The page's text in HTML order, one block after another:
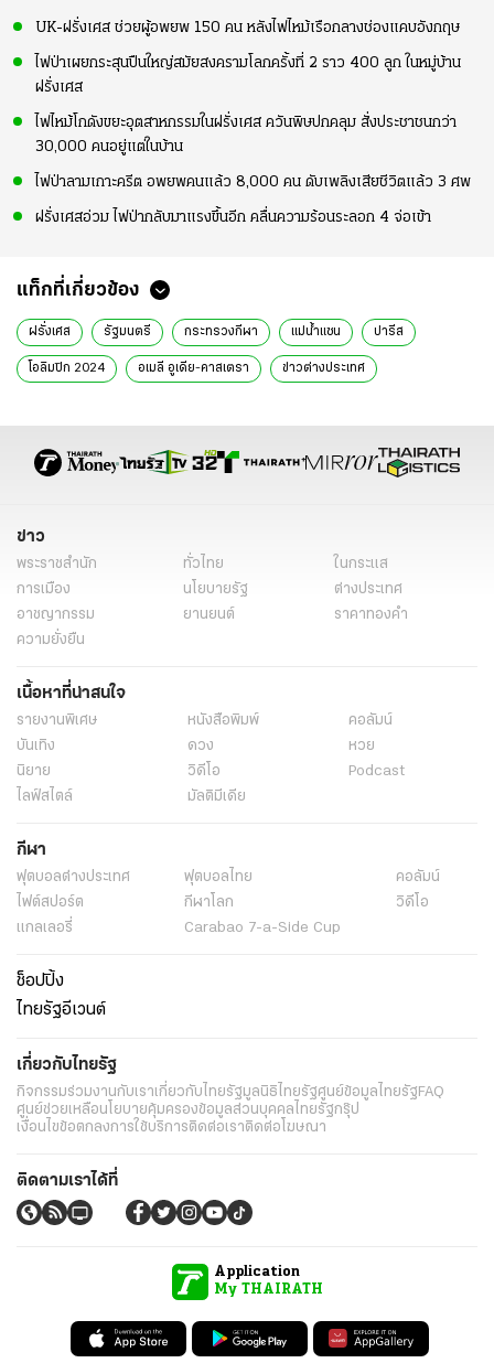
UK-ฝรั่งเศส ช่วยผู้อพยพ 150 คน หลังไฟไหม้เรือกลางช่องแคบอังกฤษ
ไฟป่าเผยกระสุนปืนใหญ่สมัยสงครามโลกครั้งที่ 2 ราว 400 ลูก ในหมู่บ้าน
ฝรั่งเศส
ไฟไหม้โกดังขยะอุตสาหกรรมในฝรั่งเศส ควันพิษปกคลุม สั่งประชาชนกว่า
30,000 คนอยู่แต่ในบ้าน
ไฟป่าลามเกาะครีต อพยพคนแล้ว 8,000 คน ดับเพลิงเสียชีวิตแล้ว 3 ศพ
ฝรั่งเศสอ่วม ไฟป่ากลับมาแรงขึ้นอีก คลื่นความร้อนระลอก 4 จ่อเข้า
แท็กที่เกี่ยวข้อง
ฝรั่งเศส รัฐมนตรี กระทรวงกีฬา แม่น้ำแซน ปารีส
โอลิมปิก 2024 อเมลี อูเดีย-คาสเตรา ข่าวต่างประเทศ
ข่าว
พระราชสำนัก ทั่วไทย
ในกระแส
การเมือง
นโยบายรัฐ
ต่างประเทศ
อาชญากรรม
ยานยนต์
ราคาทองคำ
ความยั่งยืน
เนื้อหาที่น่าสนใจ
รายงานพิเศษ หนังสือพิมพ์
คอลัมน์
บันเทิง
ดวง
หวย
นิยาย
วิดีโอ
Podcast
ไลฟ์สไตล์
มัลติมีเดีย
กีฬา
ฟุตบอลต่่างประเทศ ฟุตบอลไทย
คอลัมน์
ไฟต์สปอร์ต
กีฬาโลก
วิดีโอ
แกลเลอรี่
Carabao 7-a-Side Cup
ช็อปปิ้ง
ไทยรัฐอีเวนต์
เกี่ยวกับไทยรัฐ
กิจกรรมร่วมงานกับเราเกี่ยวกับไทยรัฐมูลนิธิไทยรัฐศูนย์ข้อมูลไทยรัฐFAQ
ศูนย์ช่วยเหลือนโยบายคุ้มครองข้อมูลส่วนบุคคลไทยรัฐกรุ๊ป
เงื่อนไขข้อตกลงการใช้บริการติดต่อเราติดต่อโฆษณา
ติดตามเราได้ที่
Application
My THAIRATH